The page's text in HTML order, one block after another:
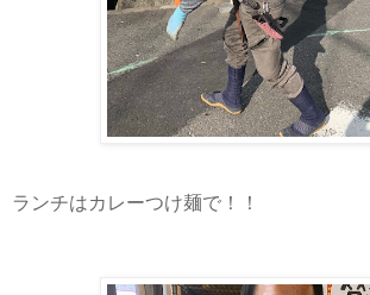
ランチはカレーつけ麺で！！